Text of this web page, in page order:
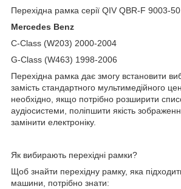
Перехідна рамка серії QIV QBR-F 9003-
Mercedes Benz
C-Class (W203) 2000-2004
G-Class (W463) 1998-2006
Перехідна рамка дає змогу встановити
замість стандартного мультимедійного
необхідно, якщо потрібно розширити
аудіосистеми, поліпшити якість
замінити електроніку.
Як вибирають перехідні рамки?
Щоб знайти перехідну рамку, яка
машини, потрібно знати: